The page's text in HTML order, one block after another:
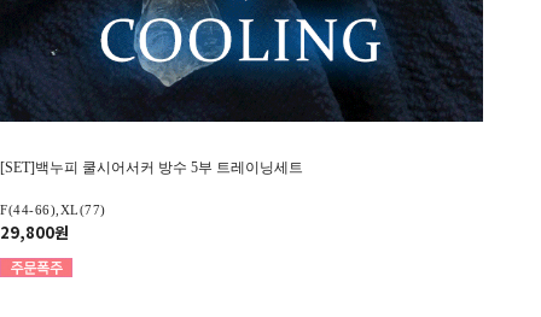
[SET]백누피 쿨시어서커 방수 5부 트레이닝세트
F(44-66),XL(77)
29,800원